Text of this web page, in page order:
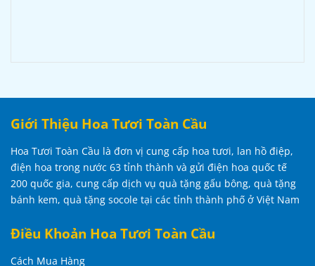
Giới Thiệu Hoa Tươi Toàn Cầu
Hoa Tươi Toàn Cầu là đơn vị cung cấp hoa tươi, lan hồ điệp,
điện hoa trong nước 63 tỉnh thành và gửi điện hoa quốc tế
200 quốc gia, cung cấp dịch vụ quà tặng gấu bông, quà tặng
bánh kem, quà tặng socole tại các tỉnh thành phố ở Việt Nam
Điều Khoản Hoa Tươi Toàn Cầu
Cách Mua Hàng